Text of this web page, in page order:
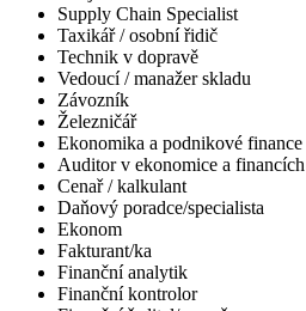
Supply Chain Specialist
Taxikář / osobní řidič
Technik v dopravě
Vedoucí / manažer skladu
Závozník
Železničář
Ekonomika a podnikové finance
Auditor v ekonomice a financích
Cenař / kalkulant
Daňový poradce/specialista
Ekonom
Fakturant/ka
Finanční analytik
Finanční kontrolor